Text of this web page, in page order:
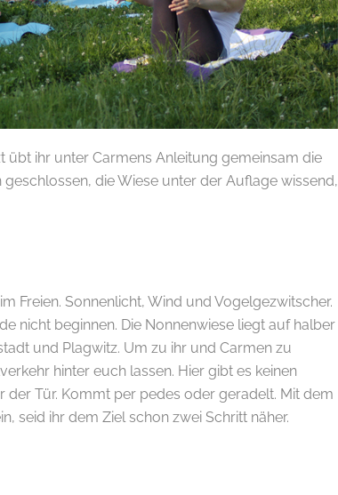
übt ihr unter Carmens Anleitung gemeinsam die
geschlossen, die Wiese unter der Auflage wissend,
Freien. Sonnenlicht, Wind und Vogelgezwitscher.
nicht beginnen. Die Nonnenwiese liegt auf halber
und Plagwitz. Um zu ihr und Carmen zu
hinter euch lassen. Hier gibt es keinen
der Tür. Kommt per pedes oder geradelt. Mit dem
seid ihr dem Ziel schon zwei Schritt näher.